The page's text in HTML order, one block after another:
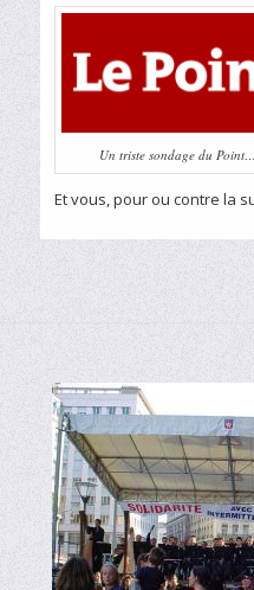
Un triste sondage du Point…
Et vous, pour ou contre la
Le SAMPL-